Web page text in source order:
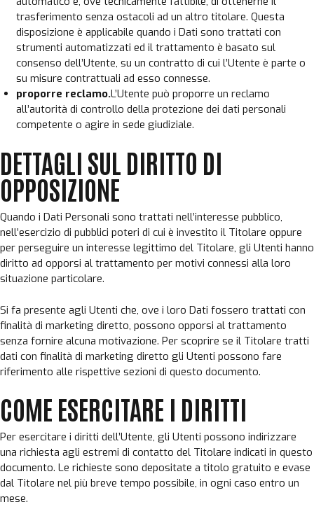
trasferimento senza ostacoli ad un altro titolare. Questa
disposizione è applicabile quando i Dati sono trattati con
strumenti automatizzati ed il trattamento è basato sul
consenso dell’Utente, su un contratto di cui l’Utente è parte o
su misure contrattuali ad esso connesse.
proporre reclamo.L’Utente può proporre un reclamo
all’autorità di controllo della protezione dei dati personali
competente o agire in sede giudiziale.
DETTAGLI SUL DIRITTO DI
OPPOSIZIONE
Quando i Dati Personali sono trattati nell’interesse pubblico,
nell’esercizio di pubblici poteri di cui è investito il Titolare oppure
per perseguire un interesse legittimo del Titolare, gli Utenti hanno
diritto ad opporsi al trattamento per motivi connessi alla loro
situazione particolare.
Si fa presente agli Utenti che, ove i loro Dati fossero trattati con
finalità di marketing diretto, possono opporsi al trattamento
senza fornire alcuna motivazione. Per scoprire se il Titolare tratti
dati con finalità di marketing diretto gli Utenti possono fare
riferimento alle rispettive sezioni di questo documento.
COME ESERCITARE I DIRITTI
Per esercitare i diritti dell’Utente, gli Utenti possono indirizzare
una richiesta agli estremi di contatto del Titolare indicati in questo
documento. Le richieste sono depositate a titolo gratuito e evase
dal Titolare nel più breve tempo possibile, in ogni caso entro un
mese.